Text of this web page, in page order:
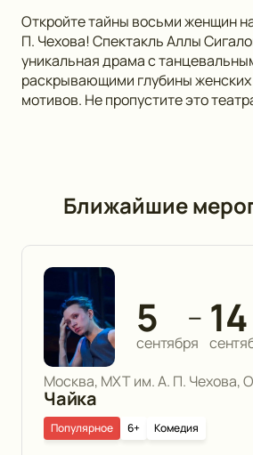
Откройте тайны восьми женщин
П. Чехова! Спектакль Аллы
уникальная драма с
раскрывающими глубины
мотивов. Не пропустите это
Ближайшие
5
сентября
— 14
Москва, МХТ им. А. П. Чехова,
Чайка
6+ Комедия
Популярное